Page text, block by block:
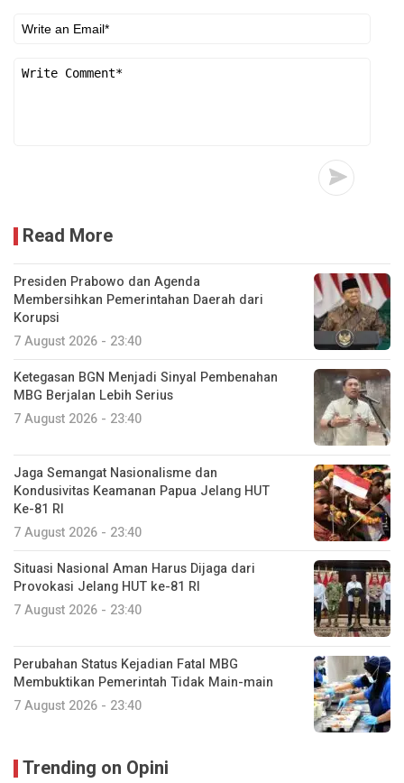
Read More
Presiden Prabowo dan Agenda
Membersihkan Pemerintahan Daerah dari
Korupsi
7 August 2026 - 23:40
Ketegasan BGN Menjadi Sinyal Pembenahan
MBG Berjalan Lebih Serius
7 August 2026 - 23:40
Jaga Semangat Nasionalisme dan
Kondusivitas Keamanan Papua Jelang HUT
Ke-81 RI
7 August 2026 - 23:40
Situasi Nasional Aman Harus Dijaga dari
Provokasi Jelang HUT ke-81 RI
7 August 2026 - 23:40
Perubahan Status Kejadian Fatal MBG
Membuktikan Pemerintah Tidak Main-main
7 August 2026 - 23:40
Trending on Opini